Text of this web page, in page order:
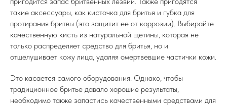
такие аксессуары, как кисточка для бритья и губка для
протирания бритвы (это защитит ее от коррозии). Выбирайте
качественную кисть из натуральной щетины, которая не
только распределяет средство для бритья, но и
отшелушивает кожу лица, удаляя омертвевшие частички кожи.
Это касается самого оборудования. Однако, чтобы
традиционное бритье давало хорошие результаты,
необходимо также запастись качественными средствами для